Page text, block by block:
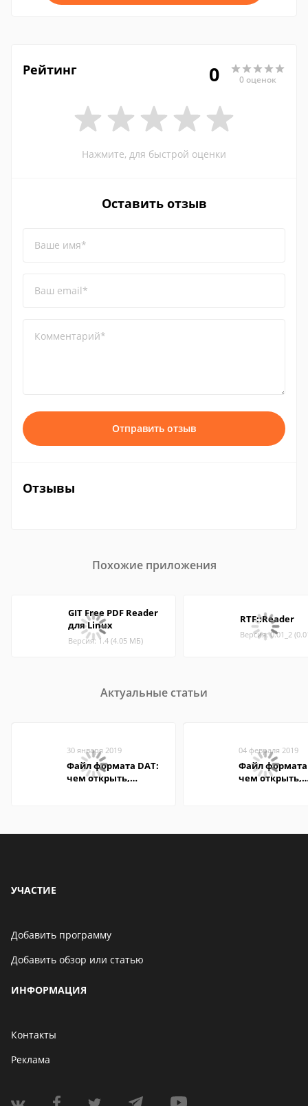
Рейтинг 0 0 оценок
Нажмите, для быстрой оценки
Оставить отзыв
Ваше имя*
Ваш email*
Комментарий*
Отправить отзыв
Отзывы
Похожие приложения
GIT Free PDF Reader
для Linux
Версия: 1.4 (4.05 МБ)
RTF::Reader
Версия: 0.01_2
Актуальные статьи
30 января 2019
Файл формата DAT:
чем открыть,
04 февраля 2019
Файл формата
чем открыть,
УЧАСТИЕ
Добавить программу
Добавить обзор или статью
ИНФОРМАЦИЯ
Контакты
Реклама